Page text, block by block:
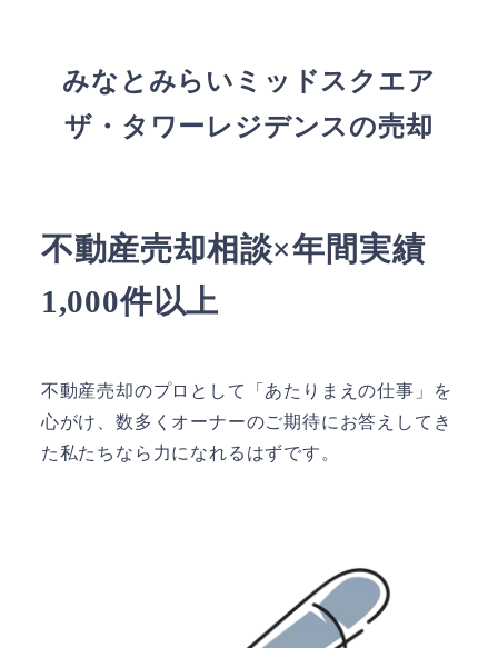
みなとみらいミッドスクエア
ザ・タワーレジデンスの売却
不動産売却相談×年間実績
1,000件以上
不動産売却のプロとして「あたりまえの仕事」を
心がけ、数多くオーナーのご期待にお答えしてき
た私たちなら力になれるはずです。